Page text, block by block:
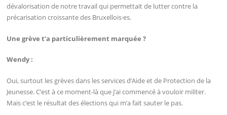
dévalorisation de notre travail qui permettait de lutter contre la
précarisation croissante des Bruxellois·es.
Une grève t’a particulièrement marquée ?
Wendy :
Oui, surtout les grèves dans les services d’Aide et de Protection de la
Jeunesse. C’est à ce moment-là que j’ai commencé à vouloir militer.
Mais c’est le résultat des élections qui m’a fait sauter le pas.